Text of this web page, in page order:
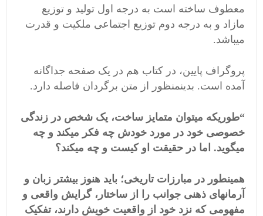
معطوف ساخته است به درجه اول تولید و توزیع
مازاد و به درجه دوم توزیع اجتماعی ملکیت و قدرت
میباشد.
پروگراف پایین، در کتاب هم در یک صفحه جداگانه
آمده است. بدینمنظور از متن برگردان فاصله دارد.
“طوریکه میتوان متمایز ساخت، یک شخص در زندگی
خصوصی خود در مورد خودش چه فکر میکند و چه
میگوید. اما در حقیقت او کیست و چه میکند؟
همینطور در مبارزات تاریخی؛ باید هنوز بیشتر زبان و
آرمانهای ذهنی جوانب را از ساختار، گرایش واقعی و
مفهومی که نزد خود از واقعیت خویش دارند، تفکیک